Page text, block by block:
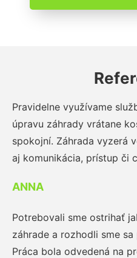
Pravidelne využívame
úpravu záhrady vrátane
spokojní. Záhrada vyzerá
aj komunikácia, prístup či
ANNA
Potrebovali sme ostrihať
záhrade a rozhodli sme
Práca bola odvedená na